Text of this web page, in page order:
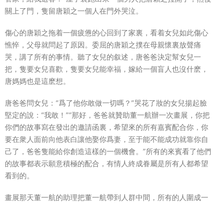
關上了門，隻留唐穎之一個人在門外哭泣。
傷心的唐穎之拖着一個疲憊的心回到了家裏，看着女兒如此傷心
憔悴，父母就問起了原因。委屈的唐穎之撲在母親懷裏放聲痛
哭，講了所有的事情。聽了女兒的叙述，唐爸爸決定幫女兒一
把，隻要女兒喜歡，隻要女兒能幸福，嫁給一個盲人也沒什麽，
唐媽媽也是這麽想。
唐爸爸問女兒：“爲了他你敢做一切嗎？”哭花了妝的女兒揚起臉
堅定的說：“我敢！”“那好，爸爸就贊助董一航辦一次畫展，你把
你們的故事寫在發出的邀請函裏，希望來的所有嘉賓配合你，你
要在衆人面前向他表白讓他娶你爲妻，至于能不能成功就靠你自
己了，爸爸隻能給你創造這樣的一個機會。”所有的來賓看了他們
的故事都表示願意積極的配合，有情人終成眷屬是所有人都希望
看到的。
畫展那天董一航的助理把董一航帶到人群中間，所有的人圍成一